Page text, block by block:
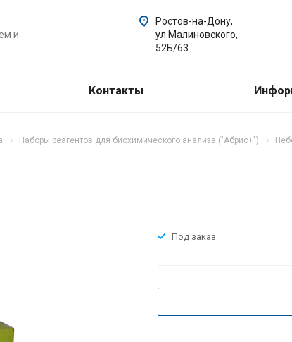
и
Ростов-на-Дону,
ул.Малиновского,
52Б/63
Контакты
Наборы реагентов для биохимического анализа ("Абрис+")
Под заказ